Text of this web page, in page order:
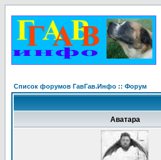
Список форумов ГавГав.Инфо :: Форум
Аватара